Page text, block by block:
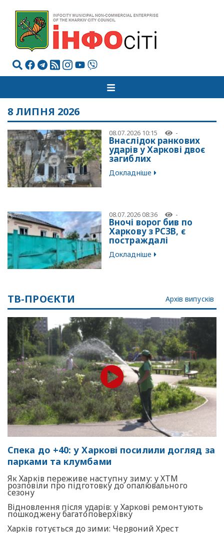
8 ЛИПНЯ 2026
08.07.2026 10:15 -
Внаслідок ранкових
ударів у Харкові двоє
загиблих
Докладніше
08.07.2026 08:36 -
Вночі ворог бив по
Харкову з РСЗВ, є
постраждалі
Докладніше
ТВ-ПРОЄКТИ Архів випусків
Спека до +40: у Харкові посилили догляд за
парками та клумбами
Як Харків переживе наступну зиму: у ХТМ
розповіли про підготовку до опалювального
сезону
Відновлення після ударів: у Харкові ремонтують
пошкоджену багатоповерхівку
Харків готується до зими: Червоний Хрест